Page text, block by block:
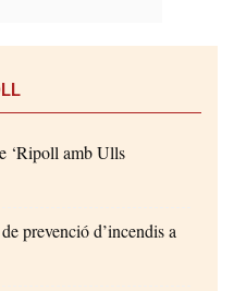
‘Ripoll amb Ulls
prevenció d’incendis a